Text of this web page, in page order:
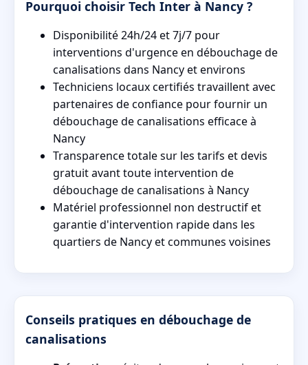
Pourquoi choisir Tech Inter à Nancy ?
Disponibilité 24h/24 et 7j/7 pour
interventions d'urgence en débouchage de
canalisations dans Nancy et environs
Techniciens locaux certifiés travaillent avec
partenaires de confiance pour fournir un
débouchage de canalisations efficace à
Nancy
Transparence totale sur les tarifs et devis
gratuit avant toute intervention de
débouchage de canalisations à Nancy
Matériel professionnel non destructif et
garantie d'intervention rapide dans les
quartiers de Nancy et communes voisines
Conseils pratiques en débouchage de
canalisations